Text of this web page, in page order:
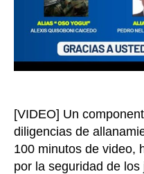
[VIDEO] Un
diligencias de
100 minutos de video,
por la seguridad de